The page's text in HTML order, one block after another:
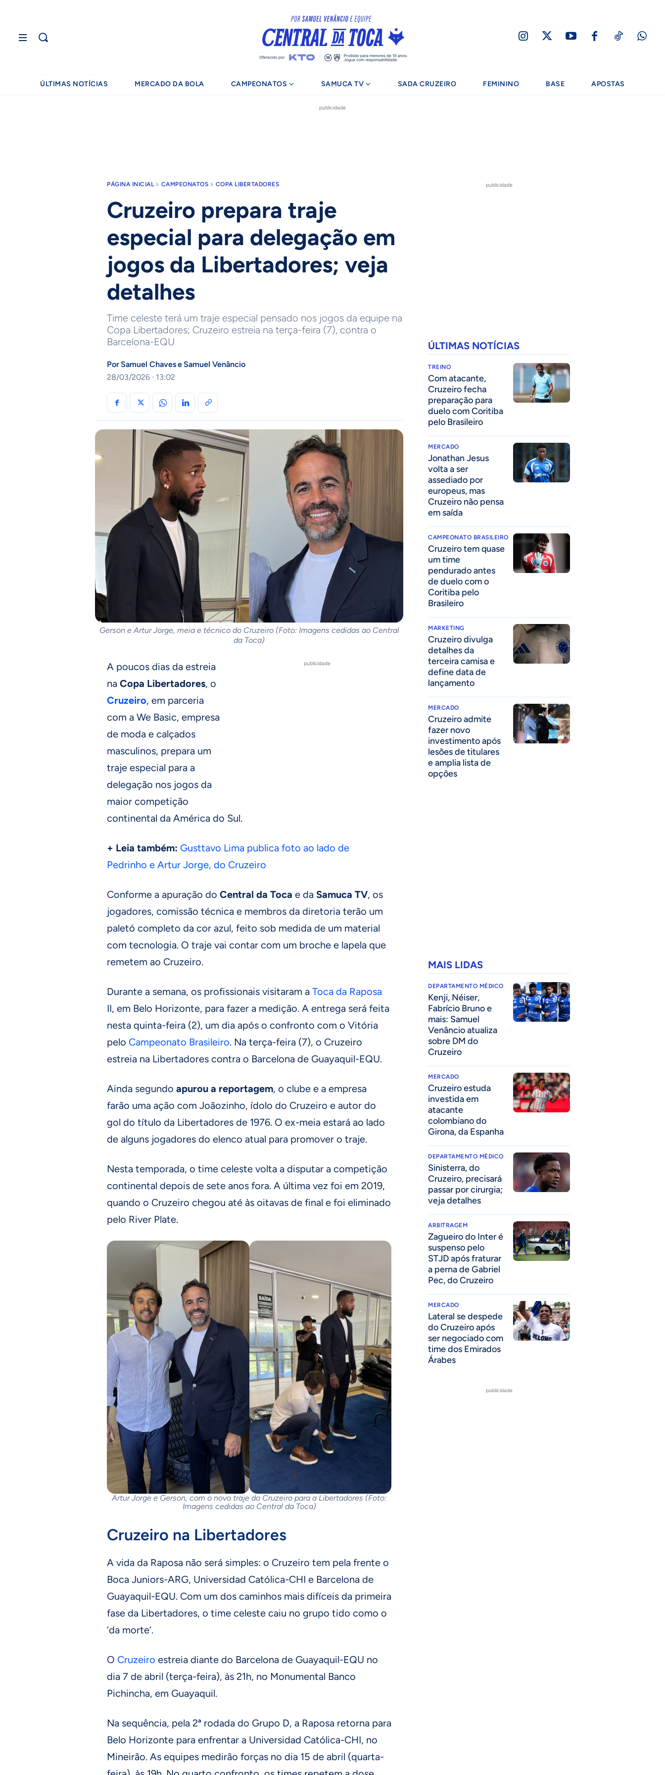
ÚLTIMAS NOTÍCIAS MERCADO DA BOLA CAMPEONATOS SAMUCA TV SADA CRUZEIRO FEMININO BASE APOSTAS
publicidade
PÁGINA INICIAL CAMPEONATOS COPA LIBERTADORES
Cruzeiro prepara traje
especial para delegação em
jogos da Libertadores; veja
detalhes
Time celeste terá um traje especial pensado nos jogos da equipe na
Copa Libertadores; Cruzeiro estreia na terça-feira (7), contra o
Barcelona-EQU
Por Samuel Chavese Samuel Venâncio
28/03/2026 · 13:02
Gerson e Artur Jorge, meia e técnico do Cruzeiro (Foto: Imagens cedidas ao Central
da Toca)
publicidade
A poucos dias da estreia
na Copa Libertadores, o
Cruzeiro, em parceria
com a We Basic, empresa
de moda e calçados
masculinos, prepara um
traje especial para a
delegação nos jogos da
maior competição
continental da América do Sul.
+ Leia também: Gusttavo Lima publica foto ao lado de
Pedrinho e Artur Jorge, do Cruzeiro
Conforme a apuração do Central da Toca e da Samuca TV, os
jogadores, comissão técnica e membros da diretoria terão um
paletó completo da cor azul, feito sob medida de um material
com tecnologia. O traje vai contar com um broche e lapela que
remetem ao Cruzeiro.
Durante a semana, os profissionais visitaram a Toca da Raposa
II, em Belo Horizonte, para fazer a medição. A entrega será feita
nesta quinta-feira (2), um dia após o confronto com o Vitória
pelo Campeonato Brasileiro. Na terça-feira (7), o Cruzeiro
estreia na Libertadores contra o Barcelona de Guayaquil-EQU.
Ainda segundo apurou a reportagem, o clube e a empresa
farão uma ação com Joãozinho, ídolo do Cruzeiro e autor do
gol do título da Libertadores de 1976. O ex-meia estará ao lado
de alguns jogadores do elenco atual para promover o traje.
Nesta temporada, o time celeste volta a disputar a competição
continental depois de sete anos fora. A última vez foi em 2019,
quando o Cruzeiro chegou até às oitavas de final e foi eliminado
pelo River Plate.
Artur Jorge e Gerson, com o novo traje do Cruzeiro para a Libertadores (Foto:
Imagens cedidas ao Central da Toca)
Cruzeiro na Libertadores
A vida da Raposa não será simples: o Cruzeiro tem pela frente o
Boca Juniors-ARG, Universidad Católica-CHI e Barcelona de
Guayaquil-EQU. Com um dos caminhos mais difíceis da primeira
fase da Libertadores, o time celeste caiu no grupo tido como o
‘da morte’.
O Cruzeiro estreia diante do Barcelona de Guayaquil-EQU no
dia 7 de abril (terça-feira), às 21h, no Monumental Banco
Pichincha, em Guayaquil.
Na sequência, pela 2ª rodada do Grupo D, a Raposa retorna para
Belo Horizonte para enfrentar a Universidad Católica-CHI, no
Mineirão. As equipes medirão forças no dia 15 de abril (quarta-
publicidade
ÚLTIMAS NOTÍCIAS
TREINO
Com atacante,
Cruzeiro fecha
preparação para
duelo com Coritiba
pelo Brasileiro
MERCADO
Jonathan Jesus
volta a ser
assediado por
europeus, mas
Cruzeiro não pensa
em saída
CAMPEONATO BRASILEIRO
Cruzeiro tem quase
um time
pendurado antes
de duelo com o
Coritiba pelo
Brasileiro
MARKETING
Cruzeiro divulga
detalhes da
terceira camisa e
define data de
lançamento
MERCADO
Cruzeiro admite
fazer novo
investimento após
lesões de titulares
e amplia lista de
opções
MAIS LIDAS
DEPARTAMENTO MÉDICO
Kenji, Néiser,
Fabrício Bruno e
mais: Samuel
Venâncio atualiza
sobre DM do
Cruzeiro
MERCADO
Cruzeiro estuda
investida em
atacante
colombiano do
Girona, da Espanha
DEPARTAMENTO MÉDICO
Sinisterra, do
Cruzeiro, precisará
passar por cirurgia;
veja detalhes
ARBITRAGEM
Zagueiro do Inter é
suspenso pelo
STJD após fraturar
a perna de Gabriel
Pec, do Cruzeiro
MERCADO
Lateral se despede
do Cruzeiro após
ser negociado com
time dos Emirados
Árabes
publicidade